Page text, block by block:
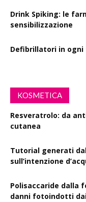
Drink Spiking: le
sensibilizzazione
Defibrillatori in
KOSMETICA
Resveratrolo: da
cutanea
Tutorial generati
sull’intenzione
Polisaccaride dalla
danni fotoindotti